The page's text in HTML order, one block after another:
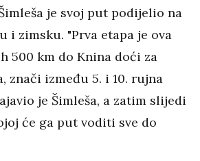
je svoj put podijelio na
i zimsku. "Prva etapa je ova
500 km do Knina doći za
znači između 5. i 10. rujna
je Šimleša, a zatim slijedi
će ga put voditi sve do